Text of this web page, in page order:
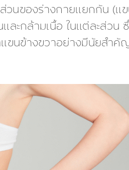
นของร่างกายแยกกัน (แข
ละกล้ามเนื้อ ในแต่ละส่วน
ขนข้างขวาอย่างมีนัยสำคั